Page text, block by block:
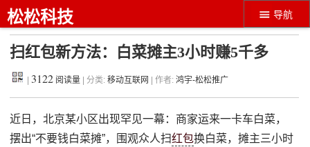
导航
松松科技
扫红包新方法：白菜摊主3小时赚5千多
3122 阅读量 | 分类:移动互联网 | 作者:鸿宇-松松推广
近日，北京某小区出现罕见一幕：商家运来一卡车白菜，
摆出“不要钱白菜摊”，围观众人扫红包换白菜，摊主三小时